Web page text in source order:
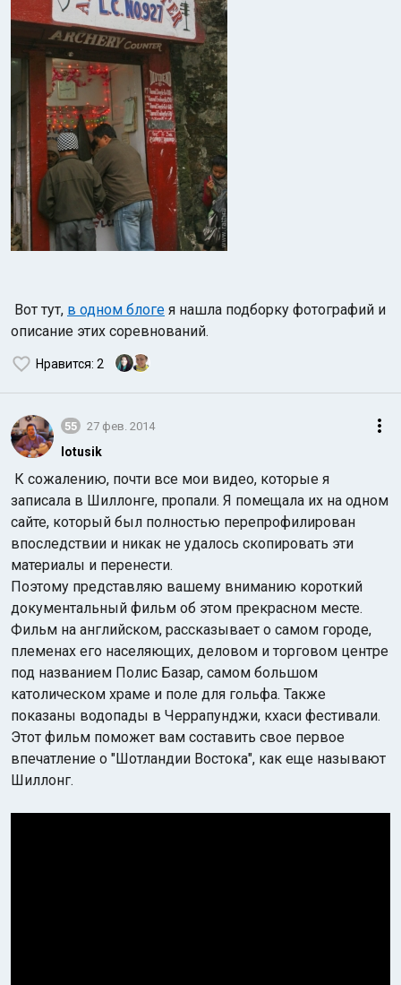
Вот тут, в одном блоге я нашла подборку фотографий и
описание этих соревнований.
Нравится: 2
55 27 фев. 2014
lotusik
К сожалению, почти все мои видео, которые я
записала в Шиллонге, пропали. Я помещала их на одном
сайте, который был полностью перепрофилирован
впоследствии и никак не удалось скопировать эти
материалы и перенести.
Поэтому представляю вашему вниманию короткий
документальный фильм об этом прекрасном месте.
Фильм на английском, рассказывает о самом городе,
племенах его населяющих, деловом и торговом центре
под названием Полис Базар, самом большом
католическом храме и поле для гольфа. Также
показаны водопады в Черрапунджи, кхаси фестивали.
Этот фильм поможет вам составить свое первое
впечатление о "Шотландии Востока", как еще называют
Шиллонг.